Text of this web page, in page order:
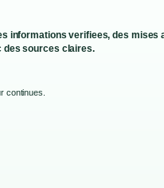
informations verifiees, des mises
des sources claires.
continues.